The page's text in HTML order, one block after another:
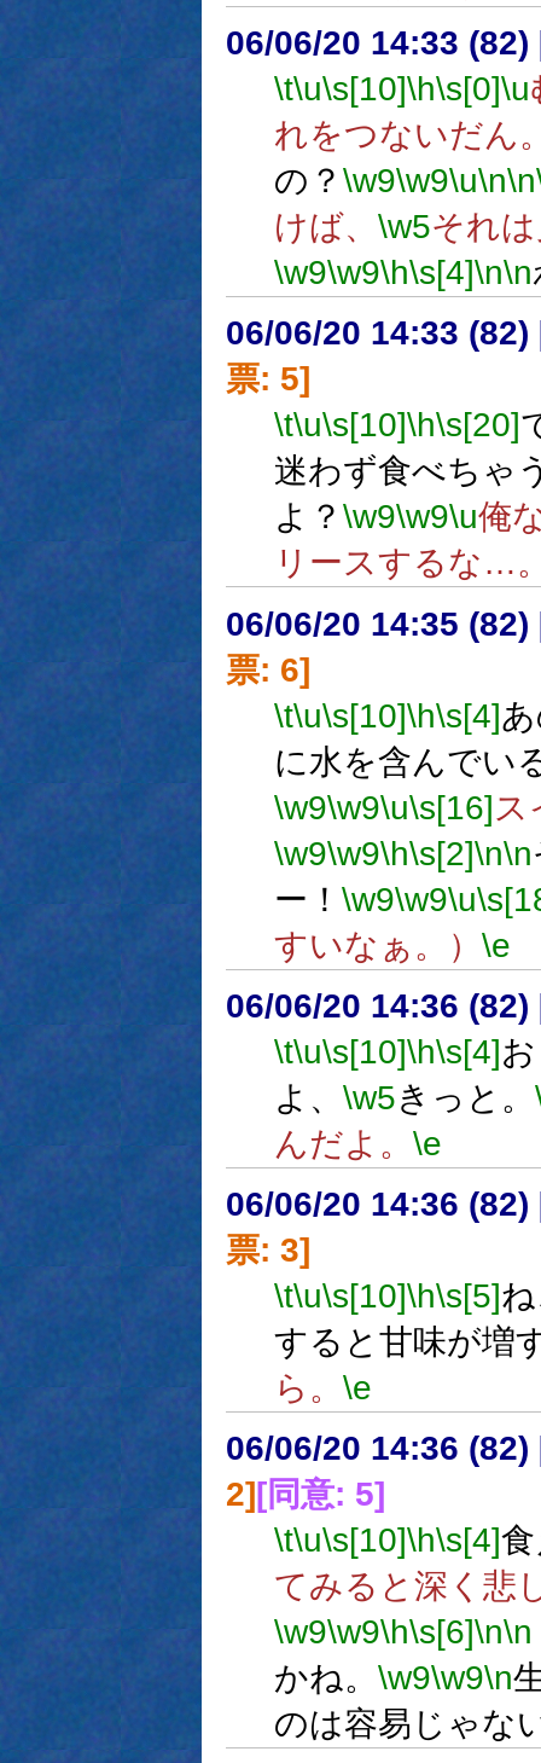
06/06/20 14:33 (82)
\t\u\s[10]\h\s[0]\u
れをつないだん
の？ \w9\w9\u\n\n
けば、 \w5それ
\w9\w9\h\s[4]\n\n
06/06/20 14:33 (82)
票: 5]
\t\u\s[10]\h\s[20]
迷わず食べちゃ
よ？ \w9\w9\u俺
リースするな…
06/06/20 14:35 (82)
票: 6]
\t\u\s[10]\h\s[4]
に水を含んでい
\w9\w9\u\s[16]ス
\w9\w9\h\s[2]\n\n
ー！ \w9\w9\u
すいなぁ。） \e
06/06/20 14:36 (82)
\t\u\s[10]\h\s[4]
よ、 \w5きっと。
んだよ。 \e
06/06/20 14:36 (82)
票: 3]
\t\u\s[10]\h\s[5]
すると甘味が増
ら。 \e
06/06/20 14:36 (82)
2][同意: 5]
\t\u\s[10]\h\s[4]
てみると深く悲
\w9\w9\h\s[6]\n\n
かね。 \w9\w9\n
のは容易じゃな